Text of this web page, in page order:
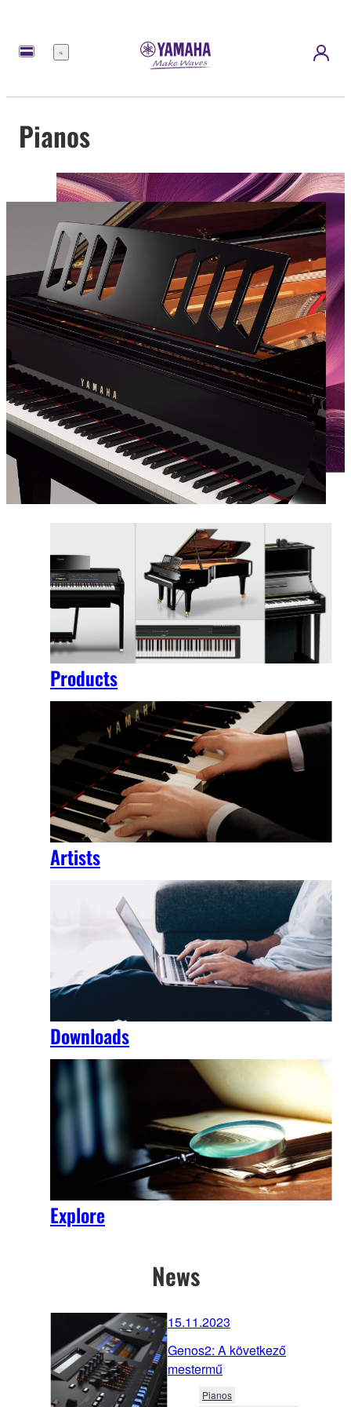
Menu
Pianos
Products
Artists
Downloads
Explore
News
15.11.2023
Genos2: A következő
mestermű
Pianos